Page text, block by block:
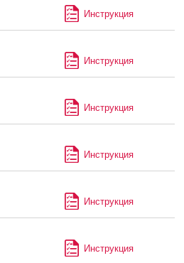
Инструкция
Инструкция
Инструкция
Инструкция
Инструкция
Инструкция